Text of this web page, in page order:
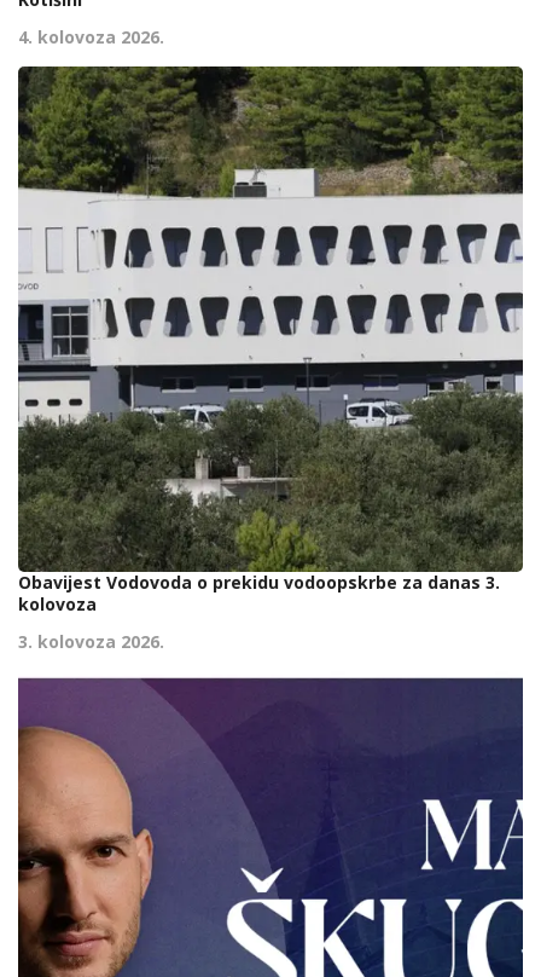
4. kolovoza 2026.
Obavijest Vodovoda o prekidu vodoopskrbe za danas 3.
kolovoza
3. kolovoza 2026.